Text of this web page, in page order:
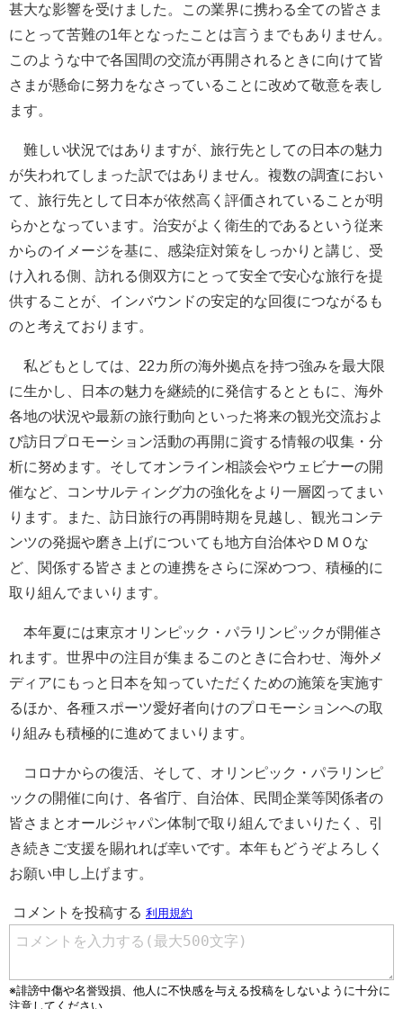
甚大な影響を受けました。この業界に携わる全ての皆さま
にとって苦難の1年となったことは言うまでもありません。
このような中で各国間の交流が再開されるときに向けて皆
さまが懸命に努力をなさっていることに改めて敬意を表し
ます。
難しい状況ではありますが、旅行先としての日本の魅力
が失われてしまった訳ではありません。複数の調査におい
て、旅行先として日本が依然高く評価されていることが明
らかとなっています。治安がよく衛生的であるという従来
からのイメージを基に、感染症対策をしっかりと講じ、受
け入れる側、訪れる側双方にとって安全で安心な旅行を提
供することが、インバウンドの安定的な回復につながるも
のと考えております。
私どもとしては、22カ所の海外拠点を持つ強みを最大限
に生かし、日本の魅力を継続的に発信するとともに、海外
各地の状況や最新の旅行動向といった将来の観光交流およ
び訪日プロモーション活動の再開に資する情報の収集・分
析に努めます。そしてオンライン相談会やウェビナーの開
催など、コンサルティング力の強化をより一層図ってまい
ります。また、訪日旅行の再開時期を見越し、観光コンテ
ンツの発掘や磨き上げについても地方自治体やＤＭＯな
ど、関係する皆さまとの連携をさらに深めつつ、積極的に
取り組んでまいります。
本年夏には東京オリンピック・パラリンピックが開催さ
れます。世界中の注目が集まるこのときに合わせ、海外メ
ディアにもっと日本を知っていただくための施策を実施す
るほか、各種スポーツ愛好者向けのプロモーションへの取
り組みも積極的に進めてまいります。
コロナからの復活、そして、オリンピック・パラリンピ
ックの開催に向け、各省庁、自治体、民間企業等関係者の
皆さまとオールジャパン体制で取り組んでまいりたく、引
き続きご支援を賜れれば幸いです。本年もどうぞよろしく
お願い申し上げます。